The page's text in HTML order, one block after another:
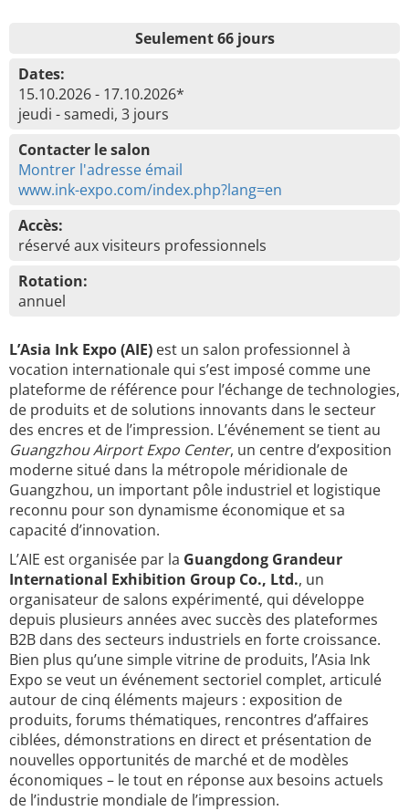
Seulement 66 jours
Dates:
15.10.2026 - 17.10.2026*
jeudi - samedi, 3 jours
Contacter le salon
Montrer l'adresse émail
www.ink-expo.com/index.php?lang=en
Accès:
réservé aux visiteurs professionnels
Rotation:
annuel
L’Asia Ink Expo (AIE) est un salon professionnel à
vocation internationale qui s’est imposé comme une
plateforme de référence pour l’échange de technologies,
de produits et de solutions innovants dans le secteur
des encres et de l’impression. L’événement se tient au
Guangzhou Airport Expo Center, un centre d’exposition
moderne situé dans la métropole méridionale de
Guangzhou, un important pôle industriel et logistique
reconnu pour son dynamisme économique et sa
capacité d’innovation.
L’AIE est organisée par la Guangdong Grandeur
International Exhibition Group Co., Ltd., un
organisateur de salons expérimenté, qui développe
depuis plusieurs années avec succès des plateformes
B2B dans des secteurs industriels en forte croissance.
Bien plus qu’une simple vitrine de produits, l’Asia Ink
Expo se veut un événement sectoriel complet, articulé
autour de cinq éléments majeurs : exposition de
produits, forums thématiques, rencontres d’affaires
ciblées, démonstrations en direct et présentation de
nouvelles opportunités de marché et de modèles
économiques – le tout en réponse aux besoins actuels
de l’industrie mondiale de l’impression.